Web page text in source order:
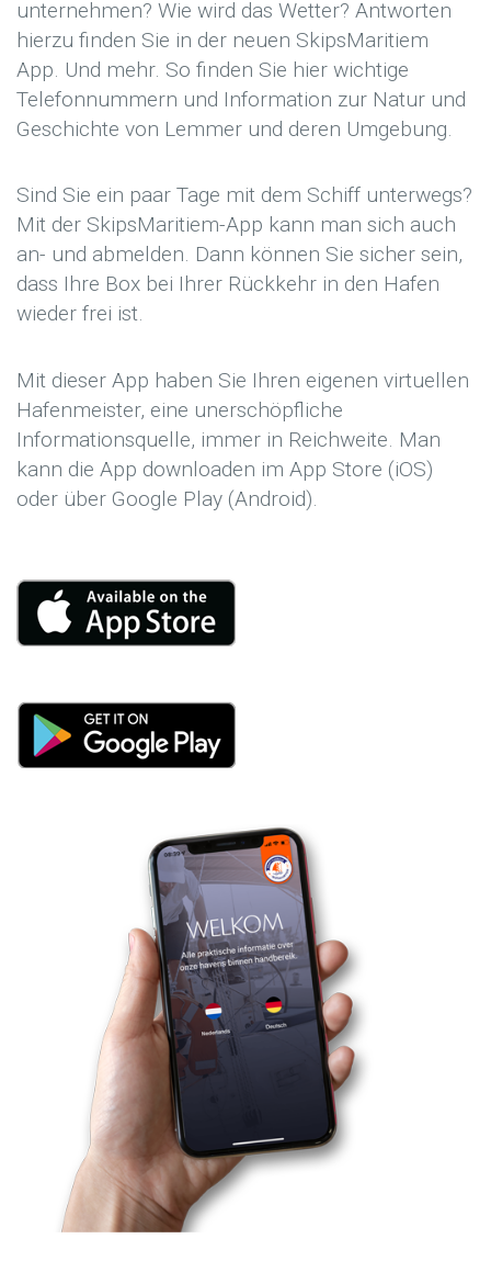
unternehmen? Wie wird das Wetter? Antworten
hierzu finden Sie in der neuen SkipsMaritiem
App. Und mehr. So finden Sie hier wichtige
Telefonnummern und Information zur Natur und
Geschichte von Lemmer und deren Umgebung.
Sind Sie ein paar Tage mit dem Schiff unterwegs?
Mit der SkipsMaritiem-App kann man sich auch
an- und abmelden. Dann können Sie sicher sein,
dass Ihre Box bei Ihrer Rückkehr in den Hafen
wieder frei ist.
Mit dieser App haben Sie Ihren eigenen virtuellen
Hafenmeister, eine unerschöpfliche
Informationsquelle, immer in Reichweite. Man
kann die App downloaden im App Store (iOS)
oder über Google Play (Android).